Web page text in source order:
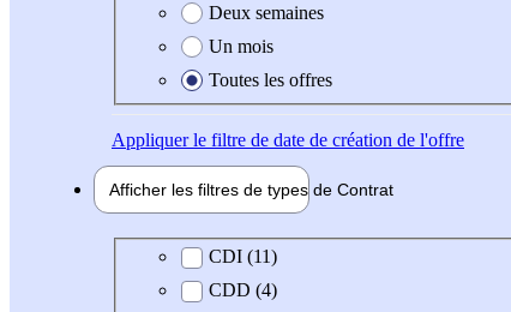
Deux semaines
Un mois
Toutes les offres
Appliquerle filtre de date de création de l'offre
Afficher les filtres de types de Contrat
Type de contratCDI (11)
CDD (4)